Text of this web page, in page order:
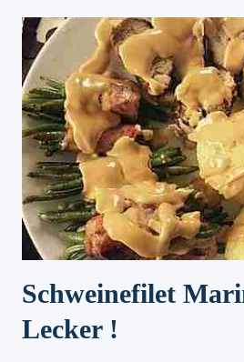
US D
EM O
FEN
Schweinefilet
Lecker !